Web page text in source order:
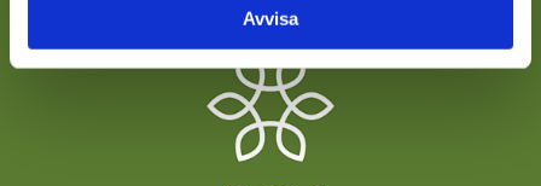
Avvisa